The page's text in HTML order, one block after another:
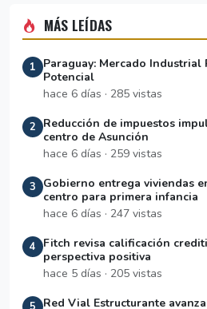
MÁS LEÍDAS
1
Paraguay: Mercado
Potencial
hace 6 días · 285 vistas
2
Reducción de impuestos
centro de Asunción
hace 6 días · 259 vistas
3
Gobierno entrega viviendas
centro para primera infancia
hace 6 días · 247 vistas
4
Fitch revisa calificación
perspectiva positiva
hace 5 días · 205 vistas
Red Vial Estructurante